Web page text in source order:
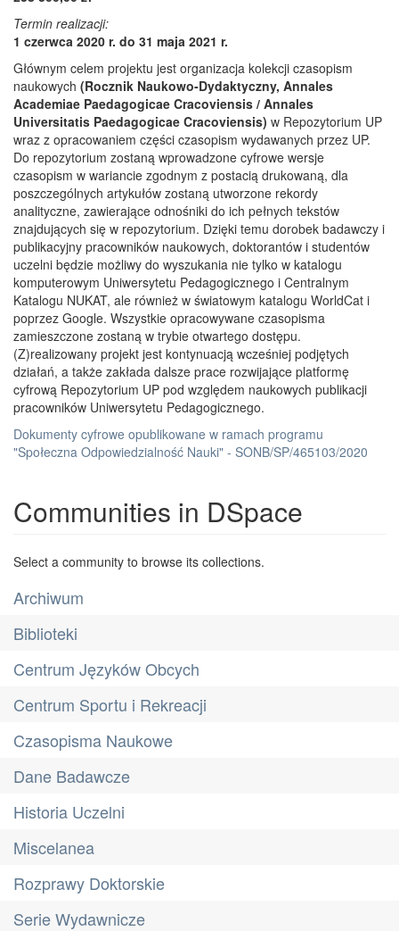
Termin realizacji:
1 czerwca 2020 r. do 31 maja 2021 r.
Głównym celem projektu jest organizacja kolekcji czasopism
naukowych (Rocznik Naukowo-Dydaktyczny, Annales
Academiae Paedagogicae Cracoviensis / Annales
Universitatis Paedagogicae Cracoviensis) w Repozytorium UP
wraz z opracowaniem części czasopism wydawanych przez UP.
Do repozytorium zostaną wprowadzone cyfrowe wersje
czasopism w wariancie zgodnym z postacią drukowaną, dla
poszczególnych artykułów zostaną utworzone rekordy
analityczne, zawierające odnośniki do ich pełnych tekstów
znajdujących się w repozytorium. Dzięki temu dorobek badawczy i
publikacyjny pracowników naukowych, doktorantów i studentów
uczelni będzie możliwy do wyszukania nie tylko w katalogu
komputerowym Uniwersytetu Pedagogicznego i Centralnym
Katalogu NUKAT, ale również w światowym katalogu WorldCat i
poprzez Google. Wszystkie opracowywane czasopisma
zamieszczone zostaną w trybie otwartego dostępu.
(Z)realizowany projekt jest kontynuacją wcześniej podjętych
działań, a także zakłada dalsze prace rozwijające platformę
cyfrową Repozytorium UP pod względem naukowych publikacji
pracowników Uniwersytetu Pedagogicznego.
Dokumenty cyfrowe opublikowane w ramach programu
"Społeczna Odpowiedzialność Nauki" - SONB/SP/465103/2020
Communities in DSpace
Select a community to browse its collections.
Archiwum
Biblioteki
Centrum Języków Obcych
Centrum Sportu i Rekreacji
Czasopisma Naukowe
Dane Badawcze
Historia Uczelni
Miscelanea
Rozprawy Doktorskie
Serie Wydawnicze